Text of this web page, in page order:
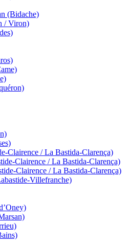
(Bidache)
/ Viron)
Clairence / La Bastida-Clarença)
Clairence / La Bastida-Clarença)
Clairence / La Bastida-Clarença)
Villefranche)